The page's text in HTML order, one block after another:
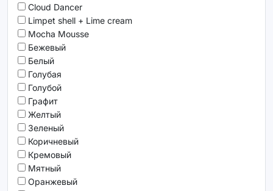
Cloud Dancer
Limpet shell + Lime cream
Mocha Mousse
Бежевый
Белый
Голубая
Голубой
Графит
Желтый
Зеленый
Коричневый
Кремовый
Мятный
Оранжевый